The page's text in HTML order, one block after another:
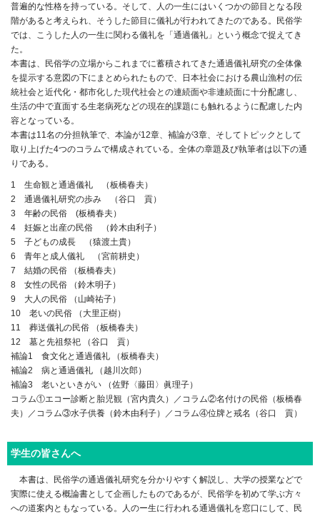
普遍的な性格を持っている。そして、人の一生にはいくつかの節目となる段
階があると考えられ、そうした節目に儀礼が行われてきたのである。民俗学
では、こうした人の一生に関わる儀礼を「通過儀礼」という概念で捉えてき
た。
本書は、民俗学の立場からこれまでに蓄積されてきた通過儀礼研究の全体像
を提示する意図の下にまとめられたもので、日本社会における農山漁村の伝
統社会と近代化・都市化した現代社会との連続面や非連続面に十分配慮し、
生活の中で直面する生老病死などの現在的課題にも触れるように配慮した内
容となっている。
本書は11名の分担執筆で、本論が12章、補論が3章、そしてトピックとして
取り上げた4つのコラムで構成されている。全体の章題及び執筆者は以下の通
りである。
1 生命観と通過儀礼 （板橋春夫）
2 通過儀礼研究の歩み （谷口 貢）
3 年齢の民俗 (板橋春夫）
4 妊娠と出産の民俗 （鈴木由利子）
5 子どもの成長 （猿渡土貴）
6 青年と成人儀礼 （宮前耕史）
7 結婚の民俗 （板橋春夫）
8 女性の民俗 （鈴木明子）
9 大人の民俗 （山崎祐子）
10 老いの民俗 （大里正樹）
11 葬送儀礼の民俗 （板橋春夫）
12 墓と先祖祭祀 （谷口 貢）
補論1 食文化と通過儀礼 （板橋春夫）
補論2 病と通過儀礼 （越川次郎）
補論3 老いといきがい （佐野〈藤田〉眞理子）
コラム①エコー診断と胎児観（宮内貴久）／コラム②名付けの民俗（板橋春
夫）／コラム③水子供養（鈴木由利子）／コラム④位牌と戒名（谷口 貢）
学生の皆さんへ
本書は、民俗学の通過儀礼研究を分かりやすく解説し、大学の授業などで
実際に使える概論書として企画したものであるが、民俗学を初めて学ぶ方々
への道案内ともなっている。人のー生に行われる通過儀礼を窓口にして、民